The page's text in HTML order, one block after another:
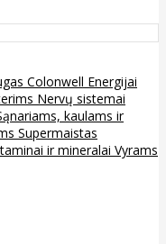
Colonwell Energijai
Nervų sistemai
kaulams ir
Supermaistas
ir mineralai Vyrams